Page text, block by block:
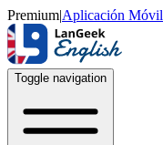
Premium|Aplicación Móvil
Toggle navigation